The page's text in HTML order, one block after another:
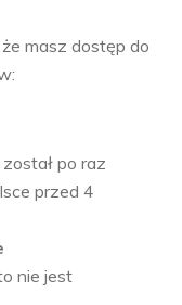
masz dostęp do
po raz
przed 4
nie jest